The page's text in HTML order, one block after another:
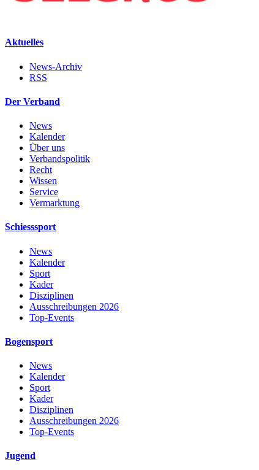
Aktuelles
News-Archiv
RSS
Der Verband
News
Kalender
Über uns
Verbandspolitik
Recht
Wissen
Service
Vermarktung
Schiesssport
News
Kalender
Sport
Kader
Disziplinen
Ausschreibungen 2026
Top-Events
Bogensport
News
Kalender
Sport
Kader
Disziplinen
Ausschreibungen 2026
Top-Events
Jugend